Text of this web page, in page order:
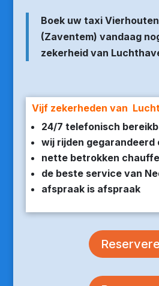
Boek uw taxi
(Zaventem) vandaag
zekerheid van
Vijf zekerheden van
24/7 telefonisch
wij rijden gegarandeerd
nette betrokken
de beste service van
afspraak is afspraak